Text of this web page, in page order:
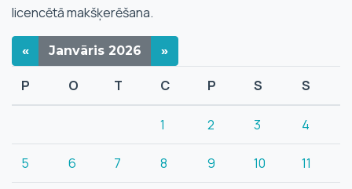
licencētā makšķerēšana.
« Janvāris 2026 »
P O T C P S S
1 2 3 4
5 6 7 8 9 10 11